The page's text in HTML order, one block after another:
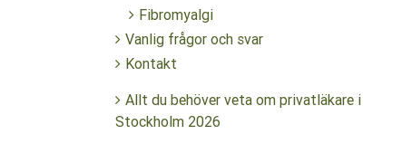
Fibromyalgi
Vanlig frågor och svar
Kontakt
Allt du behöver veta om privatläkare i
Stockholm 2026